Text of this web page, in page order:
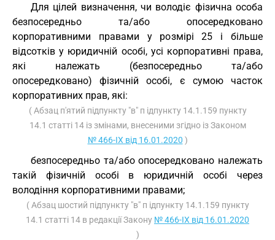
Для цілей визначення, чи володіє фізична особа
безпосередньо та/або опосередковано
корпоративними правами у розмірі 25 і більше
відсотків у юридичній особі, усі корпоративні права,
які належать (безпосередньо та/або
опосередковано) фізичній особі, є сумою часток
корпоративних прав, які:
( Абзац п'ятий підпункту "в" п ідпункту 14.1.159 пункту
14.1 статті 14 із змінами, внесеними згідно із Законом
№ 466-IX від 16.01.2020 )
безпосередньо та/або опосередковано належать
такій фізичній особі в юридичній особі через
володіння корпоративними правами;
( Абзац шостий підпункту "в" п ідпункту 14.1.159 пункту
14.1 статті 14 в редакції Закону № 466-IX від 16.01.2020
)